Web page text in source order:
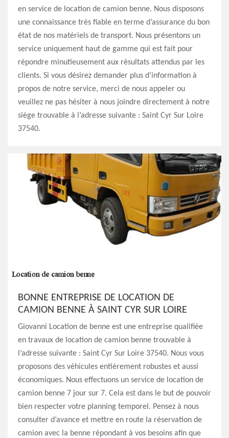
en service de location de camion benne. Nous disposons
une connaissance très fiable en terme d’assurance du bon
état de nos matériels de transport. Nous présentons un
service uniquement haut de gamme qui est fait pour
répondre minutieusement aux résultats attendus par les
clients. Si vous désirez demander plus d’information à
propos de notre service, merci de nous appeler ou
veuillez ne pas hésiter à nous joindre directement à notre
siège trouvable à l’adresse suivante : Saint Cyr Sur Loire
37540.
BONNE ENTREPRISE DE LOCATION DE
CAMION BENNE À SAINT CYR SUR LOIRE
Giovanni Location de benne est une entreprise qualifiée
en travaux de location de camion benne trouvable à
l’adresse suivante : Saint Cyr Sur Loire 37540. Nous vous
proposons des véhicules entièrement robustes et aussi
économiques. Nous effectuons un service de location de
camion benne 7 jour sur 7. Cela est dans le but de pouvoir
bien respecter votre planning temporel. Pensez à nous
consulter d’avance et mettre en route la réservation de
camion avec la benne répondant à vos besoins afin que